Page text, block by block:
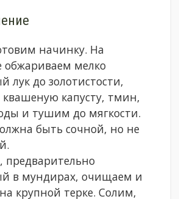
начинку. На
обжариваем мелко
лук до золотистости,
квашеную капусту, тмин,
и тушим до мягкости.
быть сочной, но не
предварительно
в мундирах, очищаем и
крупной терке. Солим,